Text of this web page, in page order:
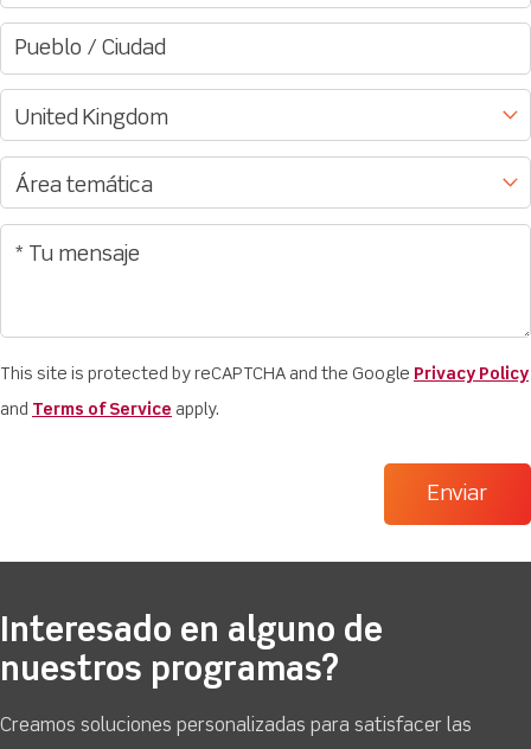
This site is protected by reCAPTCHA and the Google Privacy Policy
and Terms of Service apply.
Interesado en alguno de
nuestros programas?
Creamos soluciones personalizadas para satisfacer las